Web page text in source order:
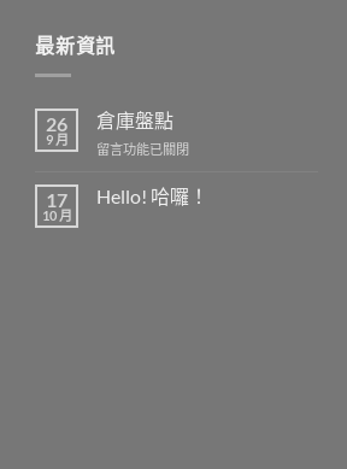
最新資訊
26
9 月
倉庫盤點
在
庫
盤
留言功能已關閉
17
10 月
Hello! 哈囉！